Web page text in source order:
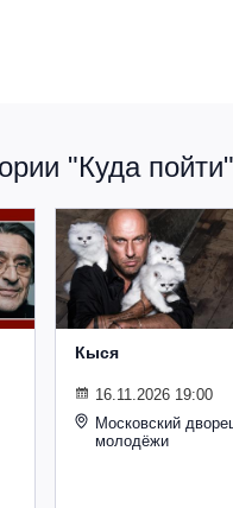
"Куда пойти"
Кыся
16.11.2026 19:00
Московский
молодёжи